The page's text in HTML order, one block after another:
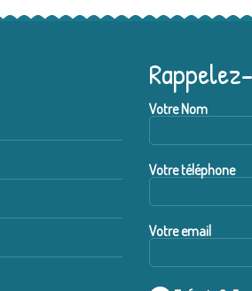
Votre Nom
Votre téléphone
Votre email